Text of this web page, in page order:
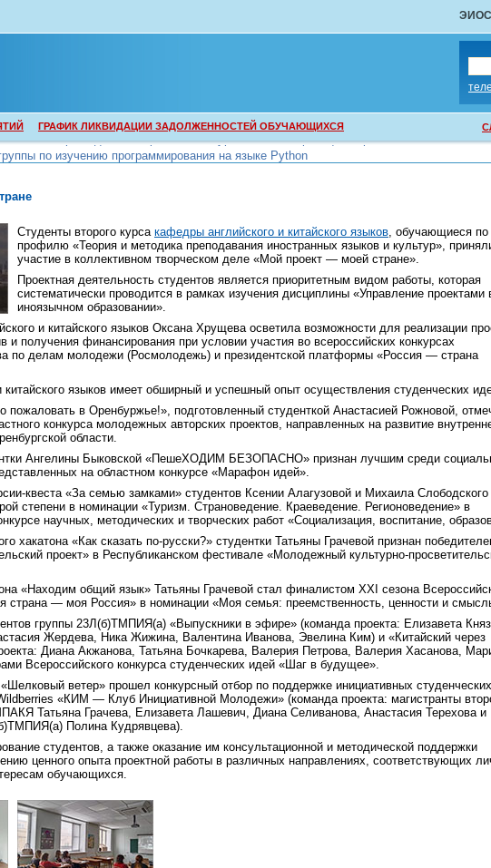
ЭИОС
ГРАФИК ЛИКВИДАЦИИ ЗАДОЛЖЕННОСТЕЙ ОБУЧАЮЩИХСЯ
по изучению программирования на языке Python
Студенты второго курса кафедры английского и китайского языков , обучающиеся по
профилю «Теория и методика преподавания иностранных языков и культур»,
участие в коллективном творческом деле «Мой проект — моей стране».
Проектная деятельность студентов является приоритетным видом работы, которая
систематически проводится в рамках изучения дисциплины «Управление проектами
иноязычном образовании».
и китайского языков Оксана Хрущева осветила возможности для реализации
и получения финансирования при условии участия во всероссийских конкурсах
по делам молодежи (Росмолодежь) и президентской платформы «Россия — страна
китайского языков имеет обширный и успешный опыт осуществления студенческих
пожаловать в Оренбуржье!», подготовленный студенткой Анастасией Рожновой,
конкурса молодежных авторских проектов, направленных на развитие
области.
Ангелины Быковской «ПешеХОДИМ БЕЗОПАСНО» признан лучшим среди
на областном конкурсе «Марафон идей».
квеста «За семью замками» студентов Ксении Алагузовой и Михаила Слободского
степени в номинации «Туризм. Страноведение. Краеведение. Регионоведение» в
научных, методических и творческих работ «Социализация, воспитание,
хакатона «Как сказать по-русски?» студентки Татьяны Грачевой признан
проект» в Республиканском фестивале «Молодежный культурно-
«Находим общий язык» Татьяны Грачевой стал финалистом ХХI сезона
страна — моя Россия» в номинации «Моя семья: преемственность, ценности и
группы 23Л(б)ТМПИЯ(а) «Выпускники в эфире» (команда проекта: Елизавета
Жердева, Ника Жижина, Валентина Иванова, Эвелина Ким) и «Китайский через
Диана Акжанова, Татьяна Бочкарева, Валерия Петрова, Валерия Хасанова,
Всероссийского конкурса студенческих идей «Шаг в будущее».
ветер» прошел конкурсный отбор по поддержке инициативных студенческих
«КИМ — Клуб Инициативной Молодежи» (команда проекта: магистранты
Татьяна Грачева, Елизавета Лашевич, Диана Селиванова, Анастасия Терехова и
Полина Кудрявцева).
студентов, а также оказание им консультационной и методической поддержки
ценного опыта проектной работы в различных направлениях, соответствующих
обучающихся.